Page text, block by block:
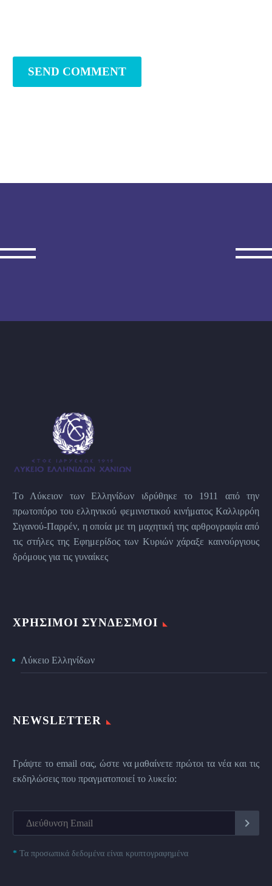
SEND COMMENT
Tο Λύκειον των Eλληνίδων ιδρύθηκε το 1911 από την
πρωτοπόρο του ελληνικού φεμινιστικού κινήματος Kαλλιρρόη
Σιγανού-Παρρέν, η οποία με τη μαχητική της αρθρογραφία από
τις στήλες της Εφημερίδος των Kυριών χάραξε καινούργιους
δρόμους για τις γυναίκες
ΧΡΉΣΙΜΟΙ ΣΎΝΔΕΣΜΟΙ
Λύκειο Ελληνίδων
NEWSLETTER
Γράψτε το email σας, ώστε να μαθαίνετε πρώτοι τα νέα και τις
εκδηλώσεις που πραγματοποιεί το λυκείο:
* Τα προσωπικά δεδομένα είναι κρυπτογραφημένα